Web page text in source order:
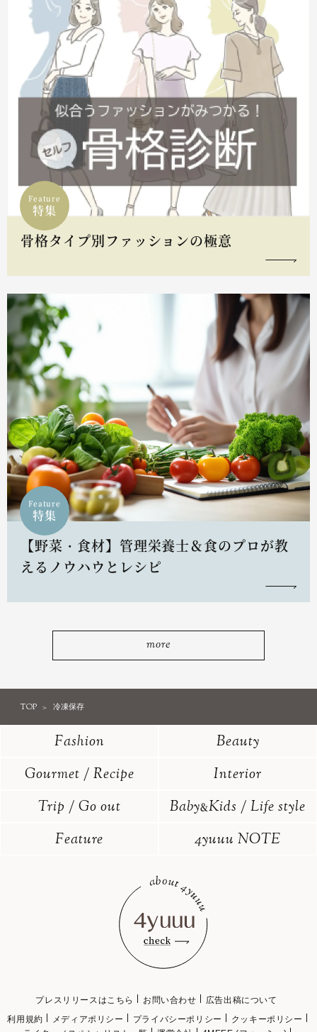
Feature
特集
骨格タイプ別ファッションの極意
Feature
特集
【野菜・食材】管理栄養士＆食のプロが教
えるノウハウとレシピ
more
TOP 冷凍保存
Fashion
Beauty
Gourmet / Recipe
Interior
Trip / Go out
Baby&Kids / Life style
Feature
4yuuu NOTE
プレスリリースはこちら お問い合わせ
広告出稿について
利用規約
メディアポリシー プライバシーポリシー
クッキーポリシー